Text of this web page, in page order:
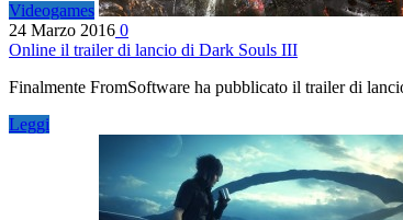
Videogames
24 Marzo 2016 0
Online il trailer di lancio di Dark Souls III
Finalmente FromSoftware ha pubblicato il trailer di
Leggi